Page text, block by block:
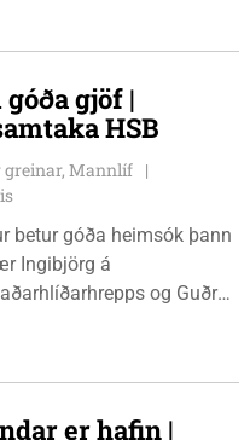
gjöf |
HSB
greinar, Mannlíf
betur góða heimsók þann
Ingibjörg á
og Guðrún
er hafin |